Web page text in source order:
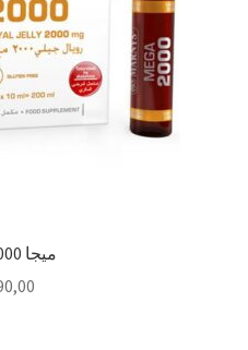
ميجا 2000 مجم